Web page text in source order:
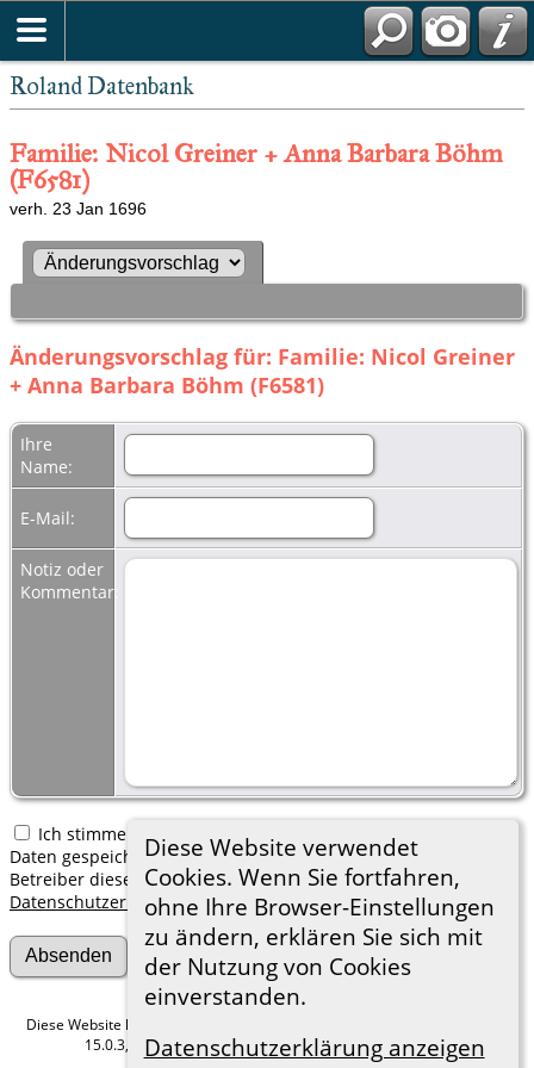
Roland Datenbank
Diese Website verwendet
Cookies. Wenn Sie fortfahren,
ohne Ihre Browser-Einstellungen
zu ändern, erklären Sie sich mit
der Nutzung von Cookies
einverstanden.
Datenschutzerklärung anzeigen
Familie: Nicol Greiner + Anna Barbara Böhm
(F6581)
verh. 23 Jan 1696
Änderungsvorschlag für: Familie: Nicol Greiner
+ Anna Barbara Böhm (F6581)
Ihre
Name:
E-Mail:
Notiz oder
Kommentar:
Ich stimme zu, dass meine hier erfassten persönlichen
Daten gespeichert werden. Ich verstehe, dass ich jederzeit den
Betreiber dieser Website bitten kann, diese Daten zu löschen.
Datenschutzerklärung
Diese Website läuft mit
15.0.3, programmiert von Darrin Lythgoe © 2001-2026.